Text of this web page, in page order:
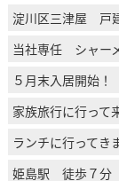
淀川区三津屋 戸
当社専任 シャー
５月末入居開始
家族旅行に行って
ランチに行ってき
姫島駅 徒歩７分